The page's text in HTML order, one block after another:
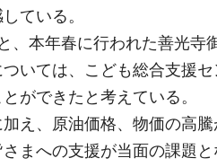
ている。
、本年春に行われた善光寺
ついては、こども総合支援
ができたと考えている。
え、原油価格、物価の高
まへの支援が当面の課題